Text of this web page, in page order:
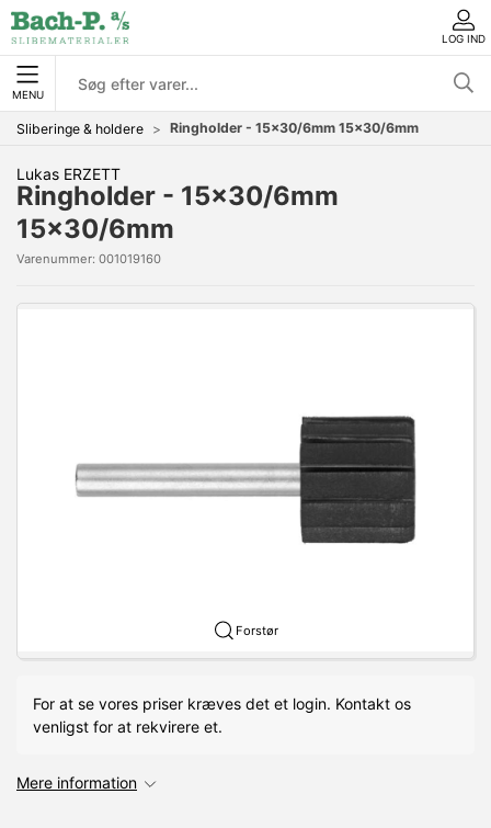
LOG IND
MENU
Sliberinge & holdere Ringholder - 15x30/6mm 15x30/6mm
Lukas ERZETT
Ringholder - 15x30/6mm
15x30/6mm
Varenummer: 001019160
Forstør
For at se vores priser kræves det et login. Kontakt os
venligst for at rekvirere et.
Mere information